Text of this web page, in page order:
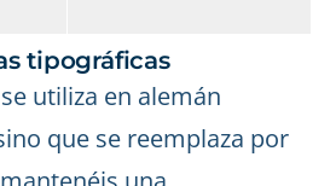
tipográficas
utiliza en alemán
que se reemplaza por